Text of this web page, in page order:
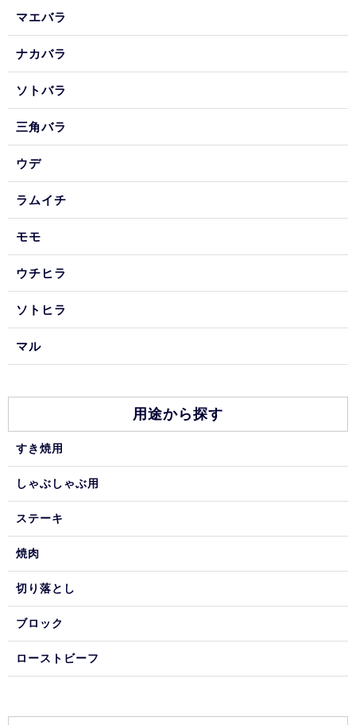
マエバラ
ナカバラ
ソトバラ
三角バラ
ウデ
ラムイチ
モモ
ウチヒラ
ソトヒラ
マル
用途から探す
すき焼用
しゃぶしゃぶ用
ステーキ
焼肉
切り落とし
ブロック
ローストビーフ